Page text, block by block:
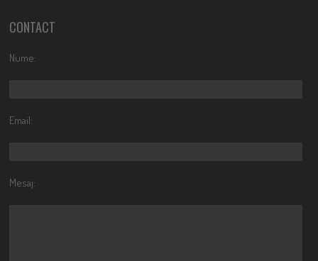
CONTACT
Nume:
Email:
Mesaj: